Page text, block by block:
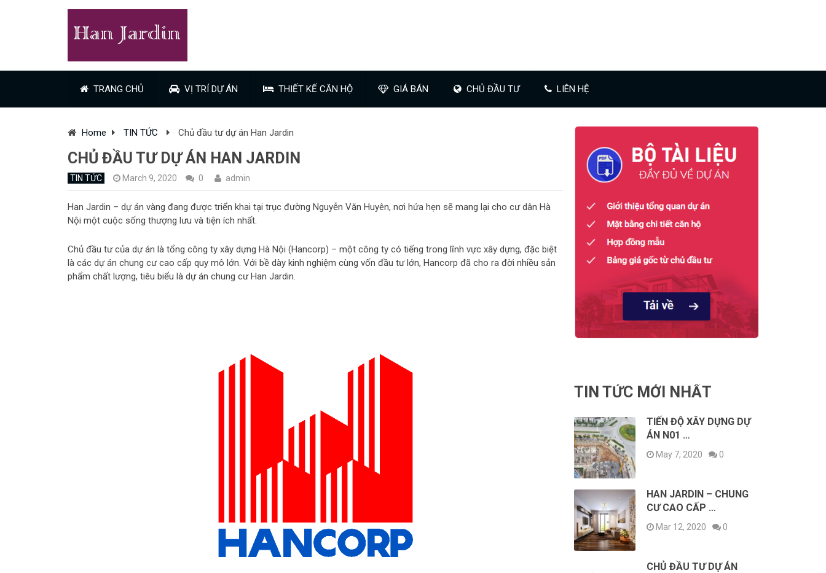
TRANG CHỦ VỊ TRÍ DỰ ÁN THIẾT KẾ CĂN HỘ GIÁ BÁN CHỦ ĐẦU TƯ LIÊN HỆ
Home TIN TỨC Chủ đầu tư dự án Han Jardin
CHỦ ĐẦU TƯ DỰ ÁN HAN JARDIN
TIN TỨC March 9, 2020 0 admin
Han Jardin – dự án vàng đang được triển khai tại trục đường Nguyễn Văn Huyên, nơi hứa hẹn sẽ mang lại cho cư dân Hà
Nội một cuộc sống thượng lưu và tiện ích nhất.
Chủ đầu tư của dự án là tổng công ty xây dựng Hà Nội (Hancorp) – một công ty có tiếng trong lĩnh vực xây dựng, đặc biệt
là các dự án chung cư cao cấp quy mô lớn. Với bề dày kinh nghiệm cùng vốn đầu tư lớn, Hancorp đã cho ra đời nhiều sản
phẩm chất lượng, tiêu biểu là dự án chung cư Han Jardin.
TIN TỨC MỚI NHẤT
TIẾN ĐỘ XÂY DỰNG DỰ
ÁN N01 …
May 7, 2020 0
HAN JARDIN – CHUNG
CƯ CAO CẤP …
Mar 12, 2020 0
CHỦ ĐẦU TƯ DỰ ÁN